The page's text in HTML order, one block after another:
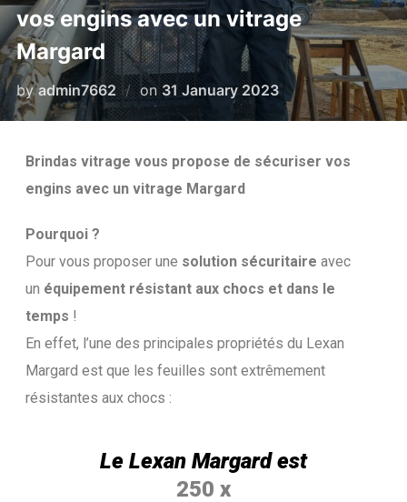
vos engins avec un vitrage
Margard
byadmin7662 on31 January 2023
Brindas vitrage vous propose de sécuriser vos
engins avec un vitrage Margard
Pourquoi ?
Pour vous proposer une solution sécuritaire avec
un équipement résistant aux chocs et dans le
temps !
En effet, l’une des principales propriétés du Lexan
Margard est que les feuilles sont extrêmement
résistantes aux chocs :
Le Lexan Margard est
250 x